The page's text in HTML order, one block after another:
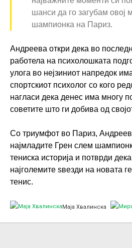
шанси да го загубам овој
шампионка на Париз.
Андреева откри дека во
работела на психолошката
улога во нејзиниот напредок
спортскиот психолог со кого
нагласи дека денес има многу
советите што ги добива од
Со триумфот во Париз,
најмладите Грен слем
тениска историја и потврди
најголемите ѕвезди на новата
тенис.
Маја Хвалинска